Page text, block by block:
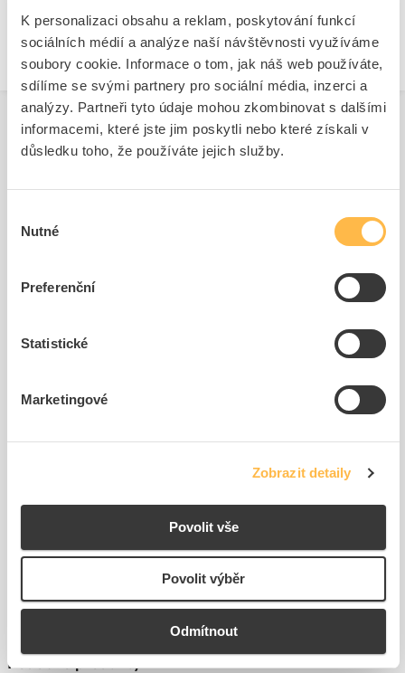
K personalizaci obsahu a reklam, poskytování funkcí
sociálních médií a analýze naší návštěvnosti využíváme
soubory cookie. Informace o tom, jak náš web používáte,
sdílíme se svými partnery pro sociální média, inzerci a
analýzy. Partneři tyto údaje mohou zkombinovat s dalšími
informacemi, které jste jim poskytli nebo které získali v
důsledku toho, že používáte jejich služby.
souhlasu
Nutné
Preferenční
Statistické
Marketingové
Zobrazit detaily
Povolit vše
Povolit výběr
Odmítnout
Druh ochrany ( NEMA)
SIEMENS Držák 3SU1900-
košíku
SIEMENS Štítek popisný
11.297.538
košíku
Podobné produkty